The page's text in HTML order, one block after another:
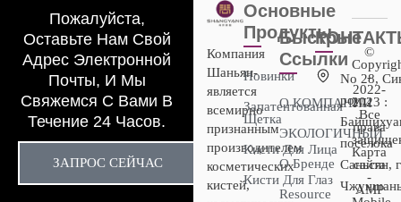
Пожалуйста,
Оставьте Нам Свой
Адрес Электронной
Почты, И Мы
Свяжемся С Вами В
Течение 24 Часов.
ЗАПРОС СЕЙЧАС
Компания
Шаньян-
является
всемирно
признанным
производителем
косметических
кистей,
Основные
Продукты
Новинки
Запатентованная
Щетка
Кисти Для Лица
Кисти Для Глаз
Быстрые
Ссылки
О КОМПАНИИ
ЭКОЛОГИЧНЫЙ
О Бренде
Resource
No 28,
роуд,
посёлока
Саньсян,
©
-
2022-
2023 :
Все
права
Карта
сайта
-
AMP